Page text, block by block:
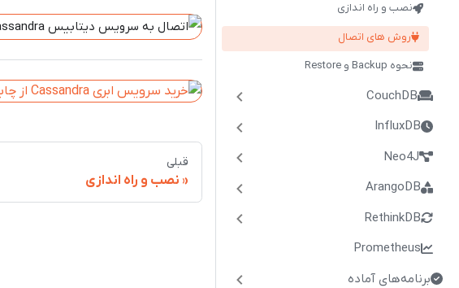
نصب و راه اندازی
روش های اتصال
نحوه ‌Backup و Restore
CouchDB
InfluxDB
Neo4J
ArangoDB
RethinkDB
Prometheus
برنامه‌های آماده
قبلی
نصب و راه اندازی